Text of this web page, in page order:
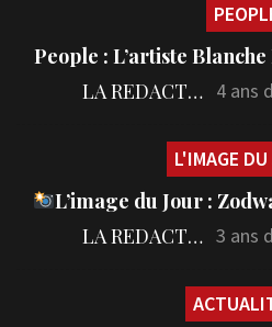
People : L’artiste
LA REDACTION 4 ans
L'IMAGE
L’image du Jour :
LA REDACTION 3 ans